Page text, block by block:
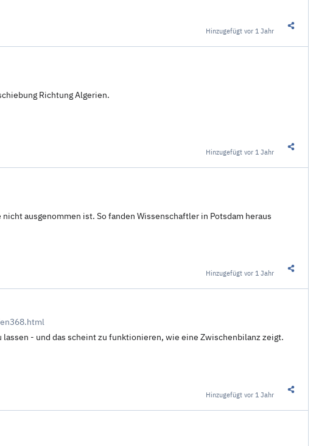
Hinzugefügtvor 1 Jahr
Richtung Algerien.
Hinzugefügtvor 1 Jahr
ausgenommen ist. So fanden Wissenschaftler in Potsdam heraus
Hinzugefügtvor 1 Jahr
- und das scheint zu funktionieren, wie eine Zwischenbilanz zeigt.
Hinzugefügtvor 1 Jahr